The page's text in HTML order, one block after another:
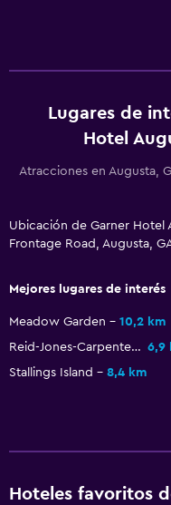
Escritorio
Estacionamiento y
Sistema de
Actividades
Tienda de regalos
Lugares de
Hotel
Atracciones en Augusta,
Ubicación de Garner Hotel
Frontage Road, Augusta,
Mejores lugares de interés
Meadow Garden 10,2 km
Reid-Jones-Carpenter House 6,9
Stallings Island
8,4 km
Hoteles favoritos